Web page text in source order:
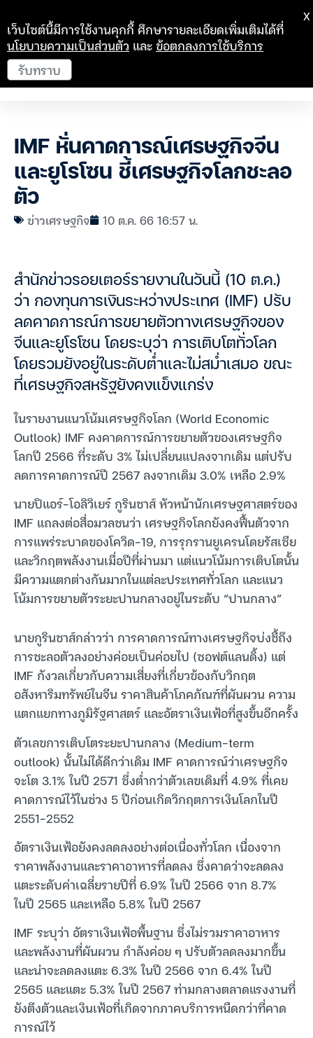
IMF หั่นคาดการณ์เศรษฐกิจจีน
และยูโรโซน ชี้เศรษฐกิจโลกชะลอ
ตัว
ข่าวเศรษฐกิจ 10 ต.ค. 66 16:57 น.
สำนักข่าวรอยเตอร์รายงานในวันนี้ (10 ต.ค.)
ว่า กองทุนการเงินระหว่างประเทศ (IMF) ปรับ
ลดคาดการณ์การขยายตัวทางเศรษฐกิจของ
จีนและยูโรโซน โดยระบุว่า การเติบโตทั่วโลก
โดยรวมยังอยู่ในระดับต่ำและไม่สม่ำเสมอ ขณะ
ที่เศรษฐกิจสหรัฐยังคงแข็งแกร่ง
ในรายงานแนวโน้มเศรษฐกิจโลก (World Economic
Outlook) IMF คงคาดการณ์การขยายตัวของเศรษฐกิจ
โลกปี 2566 ที่ระดับ 3% ไม่เปลี่ยนแปลงจากเดิม แต่ปรับ
ลดการคาดการณ์ปี 2567 ลงจากเดิม 3.0% เหลือ 2.9%
นายปิแอร์-โอลิวิเยร์ กูรินชาส์ หัวหน้านักเศรษฐศาสตร์ของ
IMF แถลงต่อสื่อมวลชนว่า เศรษฐกิจโลกยังคงฟื้นตัวจาก
การแพร่ระบาดของโควิด-19, การรุกรานยูเครนโดยรัสเซีย
และวิกฤตพลังงานเมื่อปีที่ผ่านมา แต่แนวโน้มการเติบโตนั้น
มีความแตกต่างกันมากในแต่ละประเทศทั่วโลก และแนว
โน้มการขยายตัวระยะปานกลางอยู่ในระดับ “ปานกลาง”
นายกูรินชาส์กล่าวว่า การคาดการณ์ทางเศรษฐกิจบ่งชี้ถึง
การชะลอตัวลงอย่างค่อยเป็นค่อยไป (ซอฟต์แลนดิ้ง) แต่
IMF กังวลเกี่ยวกับความเสี่ยงที่เกี่ยวข้องกับวิกฤต
อสังหาริมทรัพย์ในจีน ราคาสินค้าโภคภัณฑ์ที่ผันผวน ความ
แตกแยกทางภูมิรัฐศาสตร์ และอัตราเงินเฟ้อที่สูงขึ้นอีกครั้ง
ตัวเลขการเติบโตระยะปานกลาง (Medium-term
outlook) นั้นไม่ได้ดีกว่าเดิม IMF คาดการณ์ว่าเศรษฐกิจ
จะโต 3.1% ในปี 2571 ซึ่งต่ำกว่าตัวเลขเดิมที่ 4.9% ที่เคย
คาดการณ์ไว้ในช่วง 5 ปีก่อนเกิดวิกฤตการเงินโลกในปี
2551-2552
อัตราเงินเฟ้อยังคงลดลงอย่างต่อเนื่องทั่วโลก เนื่องจาก
ราคาพลังงานและราคาอาหารที่ลดลง ซึ่งคาดว่าจะลดลง
แตะระดับค่าเฉลี่ยรายปีที่ 6.9% ในปี 2566 จาก 8.7%
ในปี 2565 และเหลือ 5.8% ในปี 2567
IMF ระบุว่า อัตราเงินเฟ้อพื้นฐาน ซึ่งไม่รวมราคาอาหาร
และพลังงานที่ผันผวน กำลังค่อย ๆ ปรับตัวลดลงมากขึ้น
และน่าจะลดลงแตะ 6.3% ในปี 2566 จาก 6.4% ในปี
2565 และแตะ 5.3% ในปี 2567 ท่ามกลางตลาดแรงงานที่
ยังตึงตัวและเงินเฟ้อที่เกิดจากภาคบริการหนืดกว่าที่คาด
การณ์ไว้
เว็บไซต์นี้มีการใช้งานคุกกี้ ศึกษารายละเอียดเพิ่มเติมได้ที่
นโยบายความเป็นส่วนตัว และข้อตกลงการใช้บริการ
รับทราบ
X